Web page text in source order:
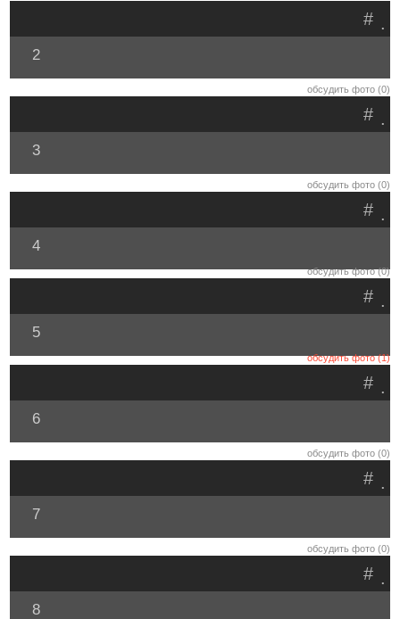
.
#
2
обсудить фото (0)
.
#
3
обсудить фото (0)
.
#
4
обсудить фото (0)
.
#
5
обсудить фото (1)
.
#
6
обсудить фото (0)
.
#
7
обсудить фото (0)
.
#
8